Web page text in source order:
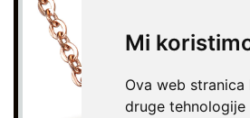
Mi
Ova web
druge tehnologije